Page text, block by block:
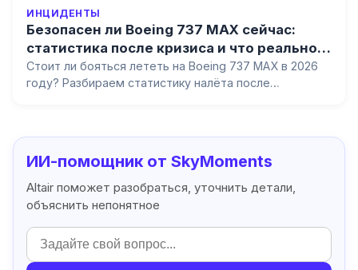
ИНЦИДЕНТЫ
Безопасен ли Boeing 737 MAX сейчас:
статистика после кризиса и что реально
починили
Стоит ли бояться лететь на Boeing 737 MAX в 2026
году? Разбираем статистику налёта после
ИИ-помощник от SkyMoments
Altair поможет разобраться, уточнить детали,
объяснить непонятное